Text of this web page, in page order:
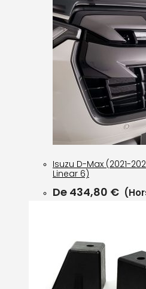
Isuzu D-Max (2021-
Linear 6)
De 434,80 €